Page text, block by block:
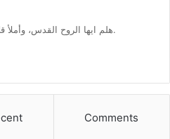
هلم ايها الروح القدس، وأملأ قلوب مؤمنيك، وأضرم فيها نار محبتك.
Comments